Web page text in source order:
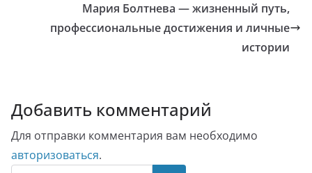
Мария Болтнева — жизненный путь,
профессиональные достижения и личные
истории
Добавить комментарий
Для отправки комментария вам необходимо
авторизоваться.